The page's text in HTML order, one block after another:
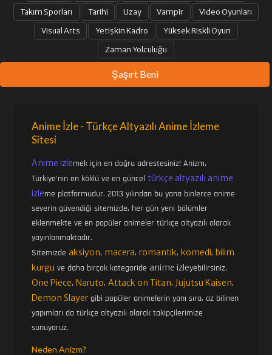
33. BÖLÜM 34. BÖLÜM
36. BÖLÜM
39. BÖLÜM
41. BÖLÜM
45. BÖLÜM 46. BÖLÜM
47. BÖLÜM 48. BÖLÜM
Takım Sporları
Tarihi Uzay Vampir
Video Oyunları
Visual Arts
Yetişkin Kadro
Yüksek Riskli Oyun
Zaman Yolculuğu
Şaşırt Beni
Anime İzle - Türkçe Altyazılı Anime İzleme
Sitesi
Anime izlemek için en doğru adrestesiniz! Anizm,
Türkiye'nin en köklü ve en günceltürkçe altyazılı anime
izleme platformudur. 2013 yılından bu yana binlerce anime
severin güvendiği sitemizde, her gün yeni bölümler
eklenmekte ve en popüler animeler türkçe altyazılı olarak
yayınlanmaktadır.
Sitemizdeaksiyon, macera,romantik, komedi, bilim
kurgu ve daha birçok kategoride anime izleyebilirsiniz.
One Piece, Naruto,Attack on Titan, Jujutsu Kaisen,
Demon Slayer gibi popüler animelerin yanı sıra, az bilinen
yapımları da türkçe altyazılı olarak takipçilerimize
sunuyoruz.
Neden Anizm?